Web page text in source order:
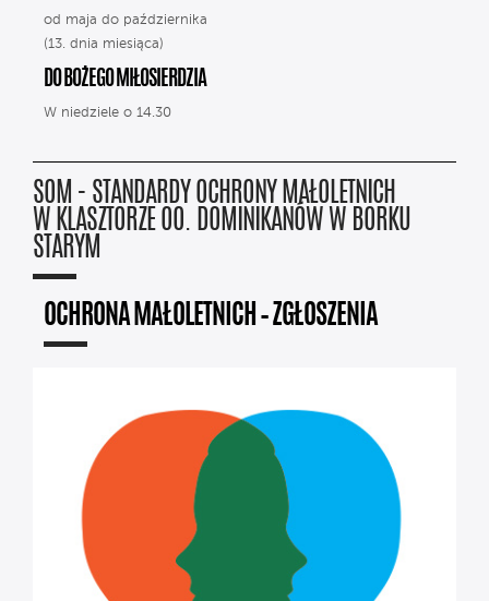
od maja do października
(13. dnia miesiąca)
DO BOŻEGO MIŁOSIERDZIA
W niedziele o 14.30
SOM - STANDARDY OCHRONY MAŁOLETNICH
W KLASZTORZE OO. DOMINIKANÓW W BORKU
STARYM
OCHRONA MAŁOLETNICH – ZGŁOSZENIA